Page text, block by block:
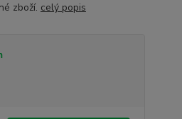
zboží. celý popis